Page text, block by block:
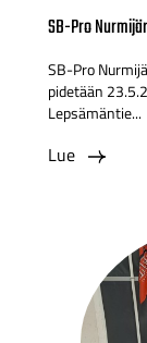
SB-Pro
SB-Pro
pidetään
Lepsämäntie...
Lue